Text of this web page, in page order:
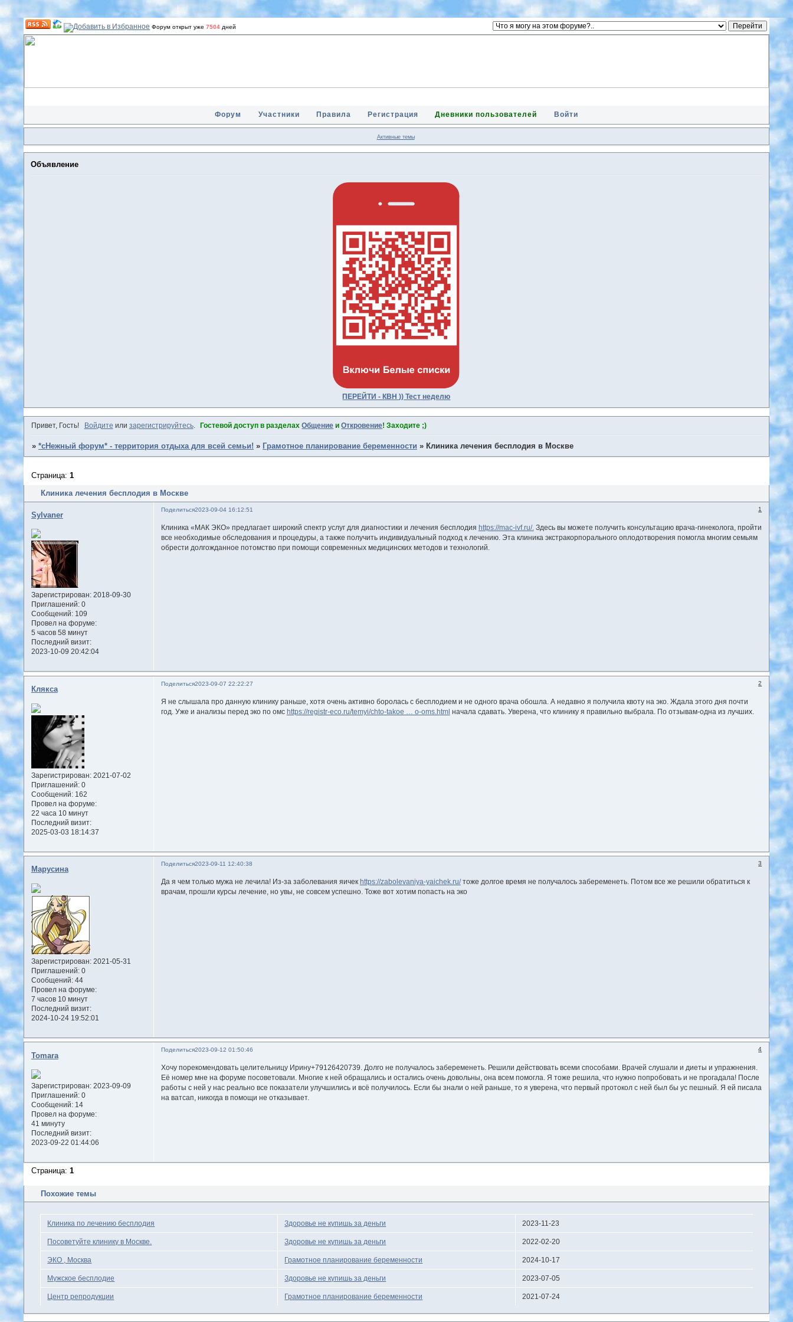
Форум открыт уже7504 дней
Форум Участники Правила Регистрация Дневники пользователей Войти
Активные темы
Объявление
ПЕРЕЙТИ - КВН )) Тест неделю
Привет, Гость! Войдите или зарегистрируйтесь. Гостевой доступ в разделахОбщение иОткровение! Заходите ;)
» *сНежный форум* - территория отдыха для всей семьи! » Грамотное планирование беременности » Клиника лечения бесплодия в Москве
Клиника лечения бесплодия в Москве
Страница: 1
Поделиться 1
2023-09-04 16:12:51
Sylvaner
Зарегистрирован: 2018-09-30
Приглашений:0
Сообщений:109
Провел на форуме:
5 часов 58 минут
Последний визит:
2023-10-09 20:42:04
Клиника «МАК ЭКО» предлагает широкий спектр услуг для диагностики и лечения бесплодия https://mac-ivf.ru/. Здесь вы можете получить консультацию врача-гинеколога, пройти
все необходимые обследования и процедуры, а также получить индивидуальный подход к лечению. Эта клиника экстракорпорального оплодотворения помогла многим семьям
обрести долгожданное потомство при помощи современных медицинских методов и технологий.
Поделиться 2
2023-09-07 22:22:27
Клякса
Зарегистрирован: 2021-07-02
Приглашений:0
Сообщений:162
Провел на форуме:
22 часа 10 минут
Последний визит:
2025-03-03 18:14:37
Я не слышала про данную клинику раньше, хотя очень активно боролась с бесплодием и не одного врача обошла. А недавно я получила квоту на эко. Ждала этого дня почти
год. Уже и анализы перед эко по омс https://registr-eco.ru/temyi/chto-takoe … o-oms.html начала сдавать. Уверена, что клинику я правильно выбрала. По отзывам-одна из лучших.
Поделиться 3
2023-09-11 12:40:38
Марусина
Зарегистрирован: 2021-05-31
Приглашений:0
Сообщений:44
Провел на форуме:
7 часов 10 минут
Последний визит:
2024-10-24 19:52:01
Да я чем только мужа не лечила! Из-за заболевания яичек https://zabolevaniya-yaichek.ru/тоже долгое время не получалось забеременеть. Потом все же решили обратиться к
врачам, прошли курсы лечение, но увы, не совсем успешно. Тоже вот хотим попасть на эко
Поделиться 4
2023-09-12 01:50:46
Tomara
Зарегистрирован: 2023-09-09
Приглашений:0
Сообщений:14
Провел на форуме:
41 минуту
Последний визит:
2023-09-22 01:44:06
Хочу порекомендовать целительницу Ирину+79126420739. Долго не получалось забеременеть. Решили действовать всеми способами. Врачей слушали и диеты и упражнения.
Её номер мне на форуме посоветовали. Многие к ней обращались и остались очень довольны, она всем помогла. Я тоже решила, что нужно попробовать и не прогадала! После
работы с ней у нас реально все показатели улучшились и всё получилось. Если бы знали о ней раньше, то я уверена, что первый протокол с ней был бы ус пешный. Я ей писала
на ватсап, никогда в помощи не отказывает.
Страница: 1
Похожие темы
Клиника по лечению бесплодия Здоровье не купишь за деньги 2023-11-23
Посоветуйте клинику в Москве. Здоровье не купишь за деньги 2022-02-20
ЭКО , Москва Грамотное планирование беременности 2024-10-17
Мужское бесплодие Здоровье не купишь за деньги 2023-07-05
Центр репродукции Грамотное планирование беременности 2021-07-24